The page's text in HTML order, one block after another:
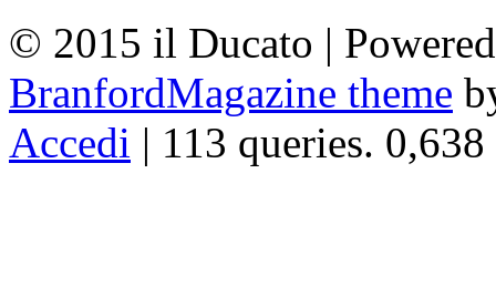
© 2015 il Ducato |
BranfordMagazine theme
Accedi | 113 queries. 0,638